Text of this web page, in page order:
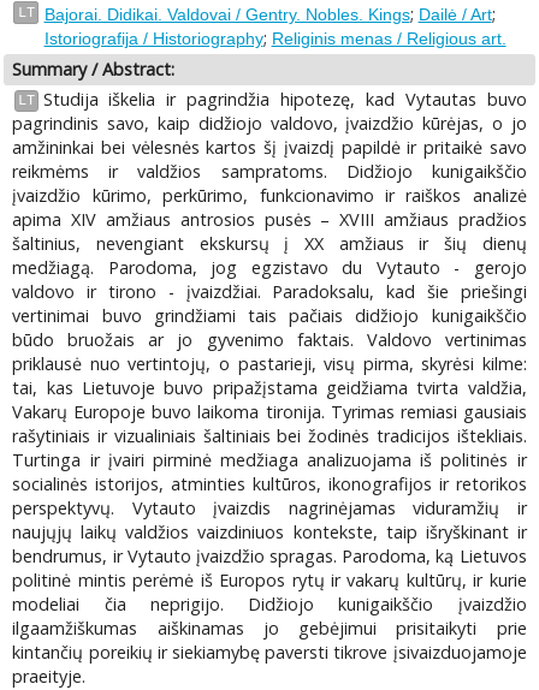
LT Bajorai. Didikai. Valdovai / Gentry. Nobles. Kings; Dailė / Art;
Istoriografija / Historiography; Religinis menas / Religious art.
Summary / Abstract:
LT Studija iškelia ir pagrindžia hipotezę, kad Vytautas buvo
pagrindinis savo, kaip didžiojo valdovo, įvaizdžio kūrėjas, o jo
amžininkai bei vėlesnės kartos šį įvaizdį papildė ir pritaikė savo
reikmėms ir valdžios sampratoms. Didžiojo kunigaikščio
įvaizdžio kūrimo, perkūrimo, funkcionavimo ir raiškos analizė
apima XIV amžiaus antrosios pusės – XVIII amžiaus pradžios
šaltinius, nevengiant ekskursų į XX amžiaus ir šių dienų
medžiagą. Parodoma, jog egzistavo du Vytauto - gerojo
valdovo ir tirono - įvaizdžiai. Paradoksalu, kad šie priešingi
vertinimai buvo grindžiami tais pačiais didžiojo kunigaikščio
būdo bruožais ar jo gyvenimo faktais. Valdovo vertinimas
priklausė nuo vertintojų, o pastarieji, visų pirma, skyrėsi kilme:
tai, kas Lietuvoje buvo pripažįstama geidžiama tvirta valdžia,
Vakarų Europoje buvo laikoma tironija. Tyrimas remiasi gausiais
rašytiniais ir vizualiniais šaltiniais bei žodinės tradicijos ištekliais.
Turtinga ir įvairi pirminė medžiaga analizuojama iš politinės ir
socialinės istorijos, atminties kultūros, ikonografijos ir retorikos
perspektyvų. Vytauto įvaizdis nagrinėjamas viduramžių ir
naujųjų laikų valdžios vaizdiniuos kontekste, taip išryškinant ir
bendrumus, ir Vytauto įvaizdžio spragas. Parodoma, ką Lietuvos
politinė mintis perėmė iš Europos rytų ir vakarų kultūrų, ir kurie
modeliai čia neprigijo. Didžiojo kunigaikščio įvaizdžio
ilgaamžiškumas aiškinamas jo gebėjimui prisitaikyti prie
kintančių poreikių ir siekiamybę paversti tikrove įsivaizduojamoje
praeityje.